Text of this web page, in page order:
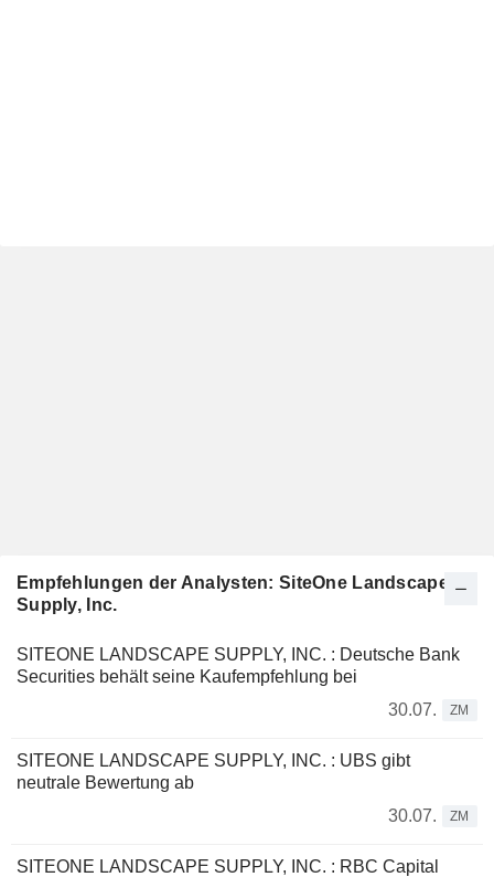
Empfehlungen der Analysten: SiteOne Landscape
Supply, Inc.
SITEONE LANDSCAPE SUPPLY, INC. : Deutsche Bank
Securities behält seine Kaufempfehlung bei
30.07.
ZM
SITEONE LANDSCAPE SUPPLY, INC. : UBS gibt
neutrale Bewertung ab
30.07.
ZM
SITEONE LANDSCAPE SUPPLY, INC. : RBC Capital